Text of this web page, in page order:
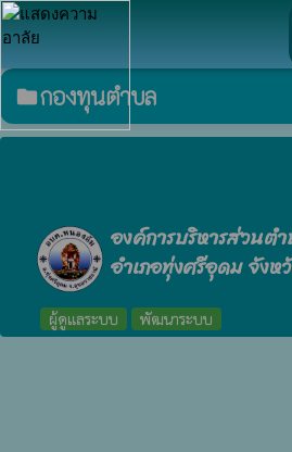
folderกองทุนตำบล
องค์การบริหารส่วนต
อำเภอทุ่งศรีอุดม จังห
ผู้ดูแลระบบ พัฒนาระบบ